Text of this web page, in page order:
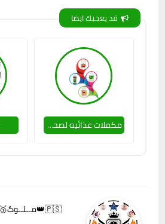
قد يعجبك ايضا
مكملات غذائيه لصحه افضل 🍄
🇵🇸👑مــلــوگ🥇الگـ⭐️ـوٌرةّ⚽🇵🇸